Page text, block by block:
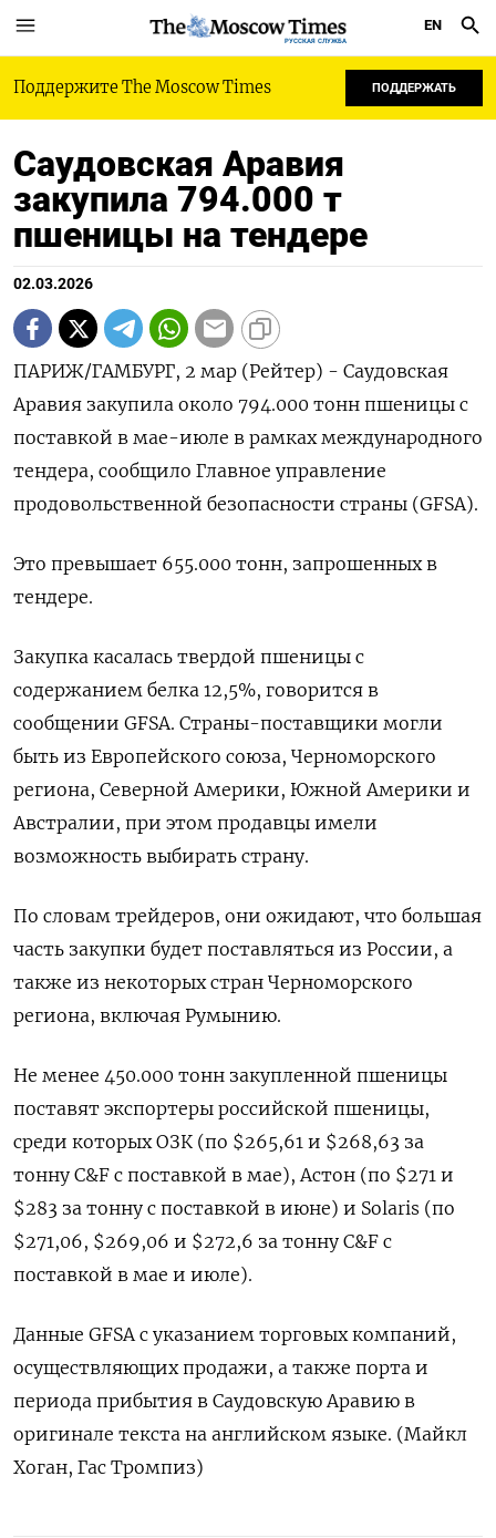
РУССКАЯ СЛУЖБА
EN
Поддержите The Moscow Times ПОДДЕРЖАТЬ
Саудовская Аравия
закупила 794.000 т
пшеницы на тендере
02.03.2026
ПАРИЖ/ГАМБУРГ, 2 мар (Рейтер) - Саудовская
Аравия закупила около 794.000 тонн пшеницы с
поставкой в мае-июле ‌в рамках международного
тендера, сообщило Главное управление
продовольственной безопасности страны (GFSA).
Это превышает 655.000 тонн, запрошенных в ​
тендере.
Закупка касалась ​твердой ​пшеницы с
содержанием ⁠белка 12,5%, говорится в
‌сообщении GFSA. Страны-поставщики могли
‌быть из Европейского союза, Черноморского
региона, Северной Америки, Южной ​Америки и
Австралии, при ‌этом продавцы имели
возможность выбирать страну.
По словам ​трейдеров, они ожидают, что большая
‌часть закупки будет поставляться из России, а
также из некоторых стран Черноморского
региона, ​включая Румынию.
Не ​менее 450.000 ‌тонн закупленной пшеницы
поставят экспортеры российской ​пшеницы,
среди которых ОЗК (по $265,61 и $268,63 за
тонну C&F с поставкой в мае), Астон (по $271 и
$283 за тонну с поставкой в июне) и Solaris (по
$271,06, $269,06 и $272,6 за тонну C&F ​с
поставкой ⁠в мае и июле).
Данные GFSA с указанием торговых ‌компаний,
осуществляющих продажи, а также порта ‌и
периода прибытия в Саудовскую Аравию ​в
оригинале текста на английском ‌языке. (Майкл
Хоган, Гас Тромпиз)